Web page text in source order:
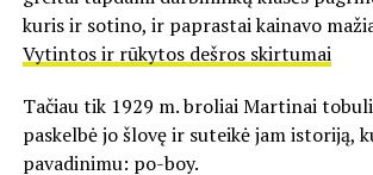
kuris ir sotino, ir paprastai kainavo
Vytintos ir rūkytos dešros skirtumai
Tačiau tik 1929 m. broliai Martinai
paskelbė jo šlovę ir suteikė jam istoriją,
pavadinimu: po-boy.